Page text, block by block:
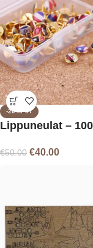
-20%P5T
Lippuneulat –
€50.00 €40.00